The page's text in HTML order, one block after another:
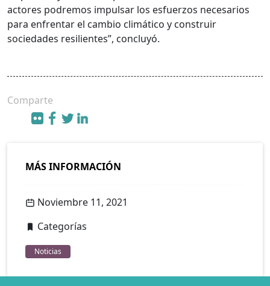
actores podremos impulsar los esfuerzos necesarios
para enfrentar el cambio climático y construir
sociedades resilientes”, concluyó.
Comparte
MÁS INFORMACIÓN
Noviembre 11, 2021
Categorías
Noticias